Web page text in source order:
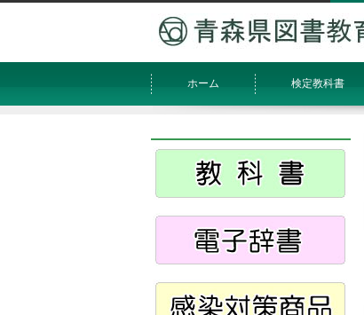
ホーム 検定教科書